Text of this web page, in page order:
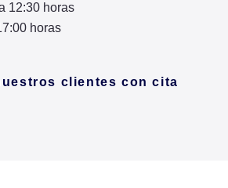
12:30 horas
horas
clientes con cita